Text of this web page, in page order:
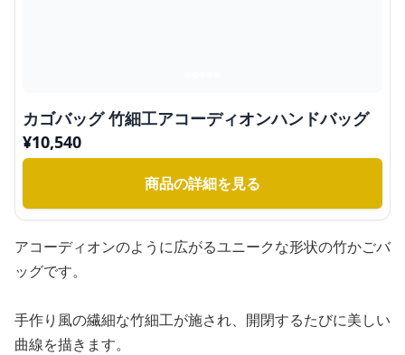
カゴバッグ 竹細工アコーディオンハンドバッグ
¥10,540
商品の詳細を見る
アコーディオンのように広がるユニークな形状の竹かごバ
ッグです。
手作り風の繊細な竹細工が施され、開閉するたびに美しい
曲線を描きます。